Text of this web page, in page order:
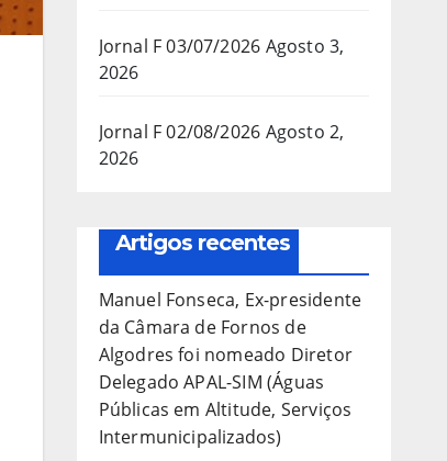
Jornal F 03/07/2026 Agosto 3,
2026
Jornal F 02/08/2026 Agosto 2,
2026
Artigos recentes
Manuel Fonseca, Ex-presidente
da Câmara de Fornos de
Algodres foi nomeado Diretor
Delegado APAL-SIM (Águas
Públicas em Altitude, Serviços
Intermunicipalizados)